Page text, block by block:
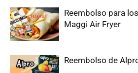
Reembolso para
Maggi Air Fryer
Reembolso de